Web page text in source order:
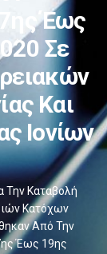
Έως
Σε
Και
Ιονίων
Την Καταβολή
Κατόχων
Από Την
Έως 19ης